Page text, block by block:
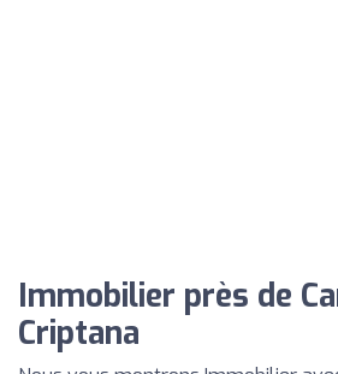
Immobilier près de
Criptana